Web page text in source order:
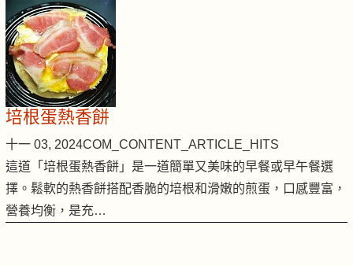
培根蛋熱香餅
十一 03, 2024COM_CONTENT_ARTICLE_HITS
這道「培根蛋熱香餅」是一道簡單又美味的早餐或早午餐選
擇。鬆軟的熱香餅搭配香脆的培根和滑嫩的煎蛋，口感豐富，
營養均衡，是充…